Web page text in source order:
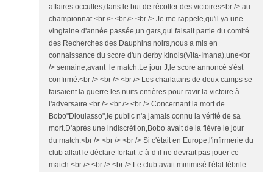
affaires occultes,dans le but de récolter des victoires<br /> au
championnat.<br /> <br /> <br /> Je me rappele,qu'il ya une
vingtaine d'année passée,un gars,qui faisait partie du comité
des Recherches des Dauphins noirs,nous a mis en
connaissance du score d'un derby kinois(Vita-Imana),une<br
/> semaine,avant le match.Le jour J,le score annoncé s'ést
confirmé.<br /> <br /> <br /> Les charlatans de deux camps se
faisaient la guerre les nuits entières pour ravir la victoire à
l'adversaire.<br /> <br /> <br /> Concernant la mort de
Bobo"Dioulasso",le public n'a jamais connu la vérité de sa
mort.D'après une indiscrétion,Bobo avait de la fièvre le jour
du match.<br /> <br /> <br /> Si c'était en Europe,l'infirmerie du
club allait le déclare forfait .c-à-d il ne devrait pas jouer ce
match.<br /> <br /> <br /> Le club avait minimisé l'état fébrile